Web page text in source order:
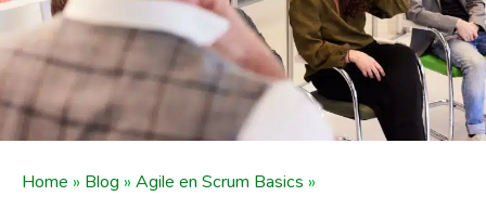
Home » Blog » Agile en Scrum Basics »